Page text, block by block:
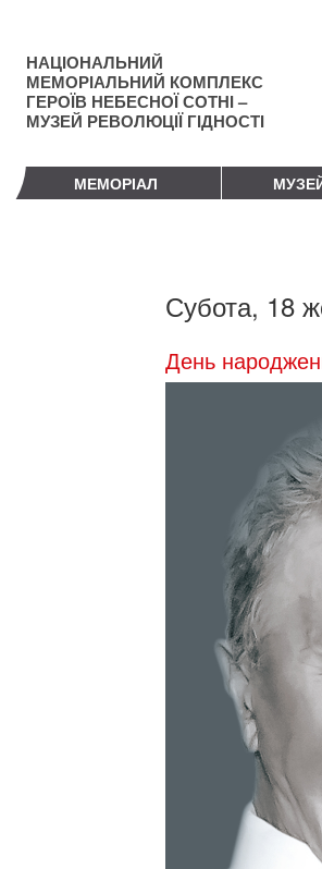
НАЦІОНАЛЬНИЙ
МЕМОРІАЛЬНИЙ КОМПЛЕКС
ГЕРОЇВ НЕБЕСНОЇ СОТНІ –
МУЗЕЙ РЕВОЛЮЦІЇ ГІДНОСТІ
МЕМОРІАЛ
Субота, 18
День